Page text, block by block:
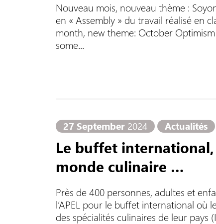
Nouveau mois, nouveau thème :
en « Assembly » du travail réalisé en
month, new theme: October
some...
27 September 2024 Actualités
Le buffet
monde culinaire …
Près de 400 personnes, adultes et
l’APEL pour le buffet international où
des spécialités culinaires de leur pays